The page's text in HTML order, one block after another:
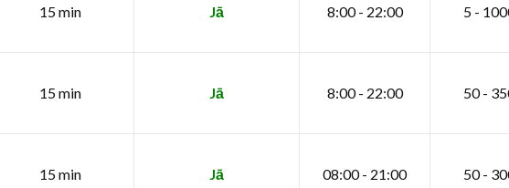
15 min Jā 8:00 - 22:00 5 -
15 min Jā 8:00 - 22:00 50 -
15 min Jā 08:00 - 21:00 50 -